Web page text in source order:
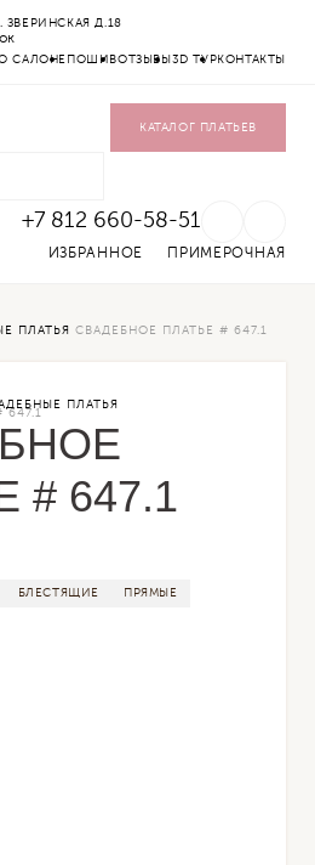
ЗВЕРИНСКАЯ Д.18
САЛОНЕ ПОШИВОТЗЫВЫ 3D ТУРКОНТАКТЫ
КАТАЛОГ ПЛАТЬЕВ
+7 812 660-58-51
ИЗБРАННОЕ ПРИМЕРОЧНАЯ
ПЛАТЬЯ СВАДЕБНОЕ ПЛАТЬЕ # 647.1
ПЛАТЬЯ
# 647.1
БЛЕСТЯЩИЕ ПРЯМЫЕ